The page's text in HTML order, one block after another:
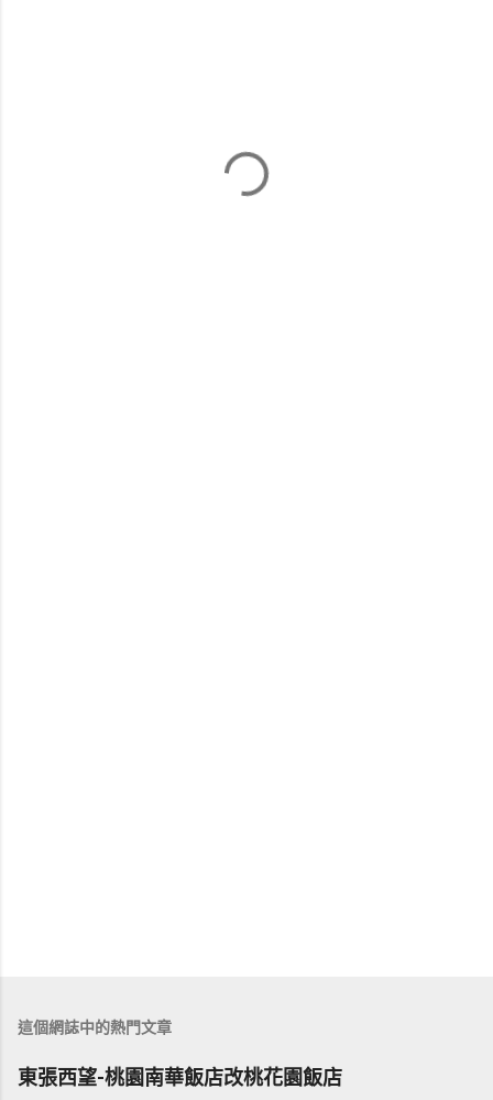
這個網誌中的熱門文章
東張西望-桃園南華飯店改桃花園飯店